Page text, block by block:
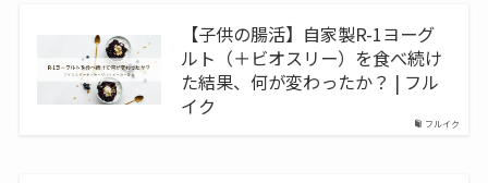
フルイク
【子供の腸活】自家製R-1ヨーグ
ルト（＋ビオスリー）を食べ続け
た結果、何が変わったか？ | フル
イク